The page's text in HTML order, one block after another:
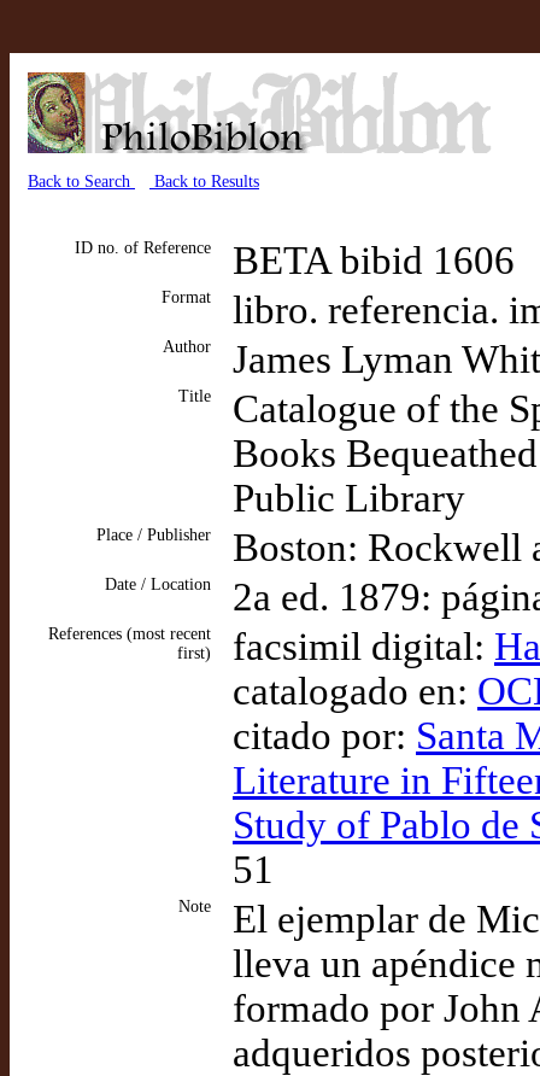
Back to Search Back to Results
ID no. of Reference BETA bibid 1606
Format libro. referencia.
Author James Lyman
Title
Catalogue of the
Books
Public Library
Place / Publisher Boston: Rockwell
Date / Location 2a ed. 1879:
References (most recent
first)
facsimil digital:
catalogado en:
citado por: Santa
Literature in
Study of Pablo de
51
Note
El ejemplar de
lleva un apéndice
formado por John
adqueridos